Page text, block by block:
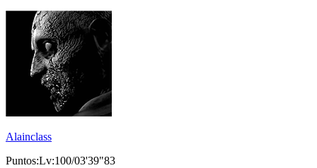
Alainclass
Puntos:Lv:100/03'39"83